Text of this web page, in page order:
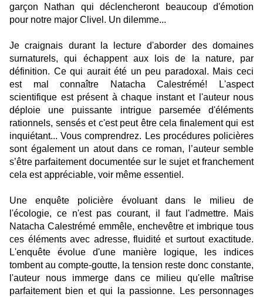
garçon Nathan qui déclencheront beaucoup d'émotion
pour notre major Clivel. Un dilemme...
Je craignais durant la lecture d'aborder des domaines
surnaturels, qui échappent aux lois de la nature, par
définition. Ce qui aurait été un peu paradoxal. Mais ceci
est mal connaître Natacha Calestrémé! L'aspect
scientifique est présent à chaque instant et l'auteur nous
déploie une puissante intrigue parsemée d'éléments
rationnels, sensés et c'est peut être cela finalement qui est
inquiétant... Vous comprendrez. Les procédures policières
sont également un atout dans ce roman, l’auteur semble
s’être parfaitement documentée sur le sujet et franchement
cela est appréciable, voir même essentiel.
Une enquête policière évoluant dans le milieu de
l'écologie, ce n'est pas courant, il faut l'admettre. Mais
Natacha Calestrémé emmêle, enchevêtre et imbrique tous
ces éléments avec adresse, fluidité et surtout exactitude.
L'enquête évolue d'une manière logique, les indices
tombent au compte-goutte, la tension reste donc constante,
l'auteur nous immerge dans ce milieu qu'elle maîtrise
parfaitement bien et qui la passionne. Les personnages